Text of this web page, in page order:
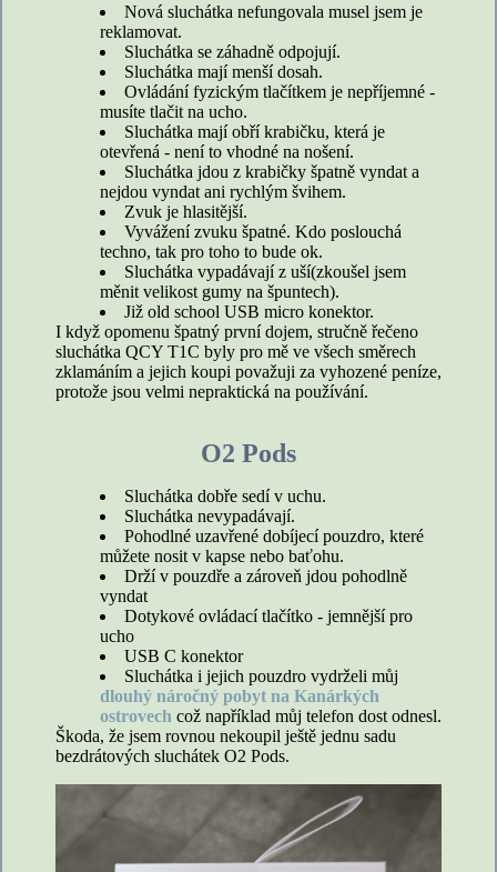
Nová sluchátka nefungovala musel jsem je
reklamovat.
Sluchátka se záhadně odpojují.
Sluchátka mají menší dosah.
Ovládání fyzickým tlačítkem je nepříjemné -
musíte tlačit na ucho.
Sluchátka mají obří krabičku, která je
otevřená - není to vhodné na nošení.
Sluchátka jdou z krabičky špatně vyndat a
nejdou vyndat ani rychlým švihem.
Zvuk je hlasitější.
Vyvážení zvuku špatné. Kdo poslouchá
techno, tak pro toho to bude ok.
Sluchátka vypadávají z uší(zkoušel jsem
měnit velikost gumy na špuntech).
Již old school USB micro konektor.
I když opomenu špatný první dojem, stručně řečeno
sluchátka QCY T1C byly pro mě ve všech směrech
zklamáním a jejich koupi považuji za vyhozené peníze,
protože jsou velmi nepraktická na používání.
O2 Pods
Sluchátka dobře sedí v uchu.
Sluchátka nevypadávají.
Pohodlné uzavřené dobíjecí pouzdro, které
můžete nosit v kapse nebo baťohu.
Drží v pouzdře a zároveň jdou pohodlně
vyndat
Dotykové ovládací tlačítko - jemnější pro
ucho
USB C konektor
Sluchátka i jejich pouzdro vydrželi můj
dlouhý náročný pobyt na Kanárkých
ostrovech což například můj telefon dost odnesl.
Škoda, že jsem rovnou nekoupil ještě jednu sadu
bezdrátových sluchátek O2 Pods.